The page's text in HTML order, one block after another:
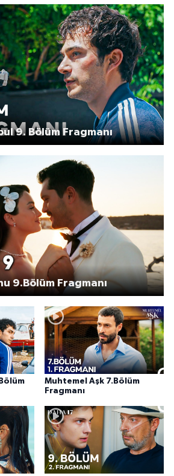
9. Bölüm Fragmanı
9.Bölüm Fragmanı
Muhtemel Aşk 7.Bölüm
Fragmanı